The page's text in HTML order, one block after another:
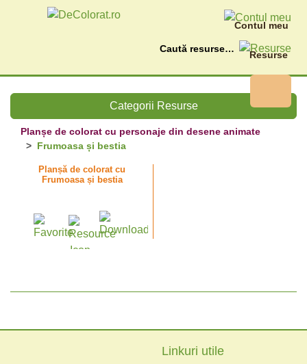
Contul meu
Resurse
Caută
Categorii Resurse
Planșe de colorat cu personaje din desene animate
Frumoasa și bestia
Planșă de colorat cu
Frumoasa și bestia
Linkuri utile